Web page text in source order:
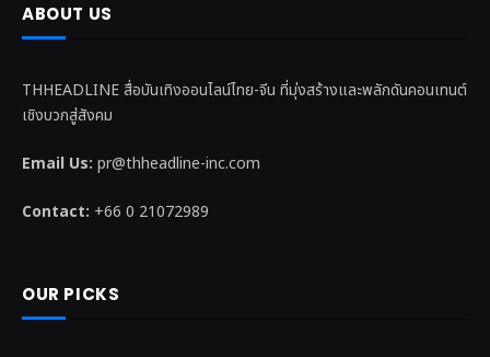
ABOUT US
THHEADLINE สื่อบันเทิงออนไลน์ไทย-จีน ที่มุ่งสร้างและพลักดันคอนเทนต์
เชิงบวกสู่สังคม
Email Us: pr@thheadline-inc.com
Contact: +66 0 21072989
OUR PICKS